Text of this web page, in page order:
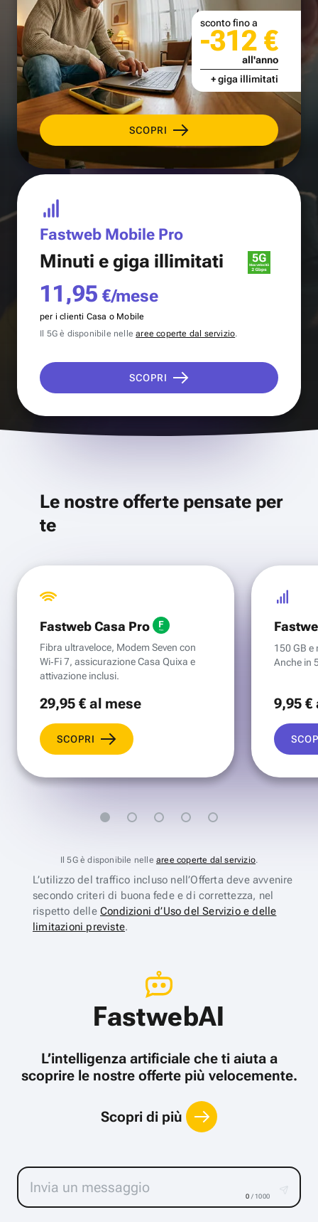
SCOPRI
sconto fino a
-312 €
all'anno
+ giga illimitati
Fastweb Mobile Pro
Minuti e giga illimitati
11,95 €/mese
per i clienti Casa o Mobile
Il 5G è disponibile nellearee coperte dal servizio.
SCOPRI
Le nostre offerte pensate per
te
Fastweb Casa Pro
Fibra ultraveloce, Modem Seven con
Wi‑Fi 7, assicurazione Casa Quixa e
attivazione inclusi.
29,95 €al mese
SCOPRI
150 GB e
Anche in
9,95 €
Il 5G è disponibile nelle aree coperte dal servizio.
L’utilizzo del traffico incluso nell’Offerta deve avvenire
secondo criteri di buona fede e di correttezza, nel
rispetto delle Condizioni d’Uso del Servizio e delle
limitazioni previste.
FastwebAI
L’intelligenza artificiale che ti aiuta a
scoprire le nostre offerte più velocemente.
Scopri di più
0 / 1000